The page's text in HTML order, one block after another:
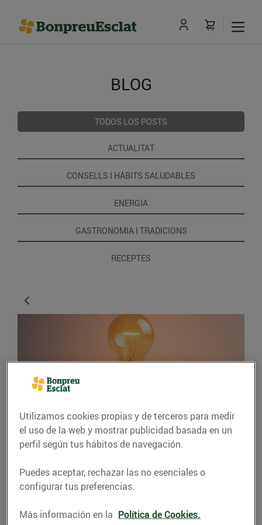
BLOG
TODOS LOS POSTS
ACTUALITAT
CONSELLS I HÀBITS SALUDABLES
ENERGIA
GASTRONOMIA I TRADICIONS
RECEPTES
ENERGÍA
en la teva factura
elèctrica
Estalviar energia és més fàcil
Utilizamos cookies propias y de terceros para medir
el uso de la web y mostrar publicidad basada en un
perfil según tus hábitos de navegación.
Puedes aceptar, rechazar las no esenciales o
configurar tus preferencias.
Más información en la Política de Cookies.